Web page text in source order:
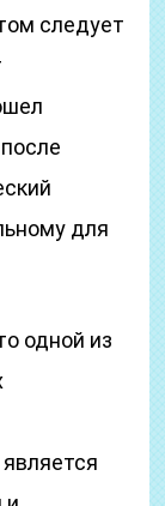
следует
для
одной из